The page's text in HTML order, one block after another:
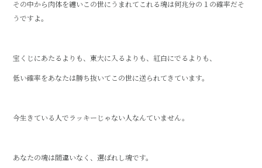
その中から肉体を纏いこの世にうまれてこれる魂は何兆分の１の確率だそ
うですよ。
宝くじにあたるよりも、東大に入るよりも、紅白にでるよりも、
低い確率をあなたは勝ち抜いてこの世に送られてきています。
今生きている人でラッキーじゃない人なんていません。
あなたの魂は間違いなく、選ばれし魂です。